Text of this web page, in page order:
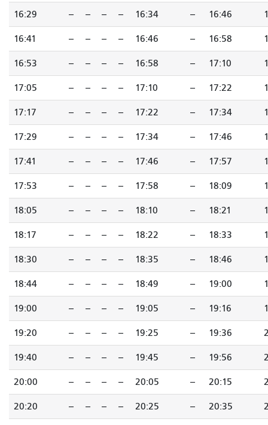
16:29 -- -- -- -- 16:34 -- 16:46
16:41 -- -- -- -- 16:46 -- 16:58
16:53 -- -- -- -- 16:58 -- 17:10
17:05 -- -- -- -- 17:10 -- 17:22
17:17 -- -- -- -- 17:22 -- 17:34
17:29 -- -- -- -- 17:34 -- 17:46
17:41 -- -- -- -- 17:46 -- 17:57
17:53 -- -- -- -- 17:58 -- 18:09
18:05 -- -- -- -- 18:10 -- 18:21
18:17 -- -- -- -- 18:22 -- 18:33
18:30 -- -- -- -- 18:35 -- 18:46
18:44 -- -- -- -- 18:49 -- 19:00
19:00 -- -- -- -- 19:05 -- 19:16
19:20 -- -- -- -- 19:25 -- 19:36
19:40 -- -- -- -- 19:45 -- 19:56
20:00 -- -- -- -- 20:05 -- 20:15
20:20 -- -- -- -- 20:25 -- 20:35